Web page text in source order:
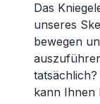
Das
unseres
bewegen
kann Ihnen